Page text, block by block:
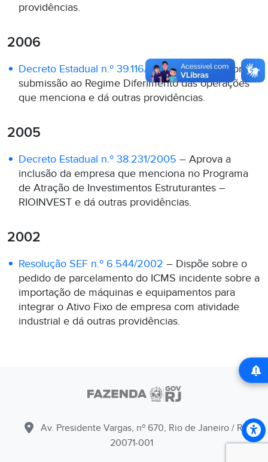
providências.
2006
Decreto Estadual n.º 39.116/2006– Dispõe sobre a
submissão ao Regime Diferimento das operações
que menciona e dá outras providências.
2005
Decreto Estadual n.º 38.231/2005 – Aprova a
inclusão da empresa que menciona no Programa
de Atração de Investimentos Estruturantes –
RIOINVEST e dá outras providências.
2002
Resolução SEF n.º 6.544/2002 – Dispõe sobre o
pedido de parcelamento do ICMS incidente sobre a
importação de máquinas e equipamentos para
integrar o Ativo Fixo de empresa com atividade
industrial e dá outras providências.
Av. Presidente Vargas, nº 670, Rio de Janeiro / RJ -
20071-001